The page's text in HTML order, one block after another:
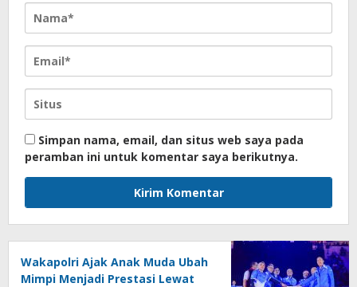
Simpan nama, email, dan situs web saya pada
peramban ini untuk komentar saya berikutnya.
Wakapolri Ajak Anak Muda Ubah
Mimpi Menjadi Prestasi Lewat